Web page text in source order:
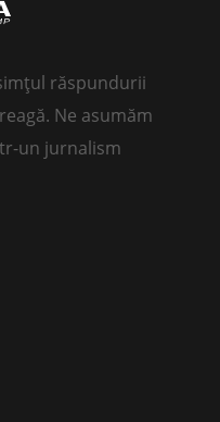
răspundurii
Ne asumăm
un jurnalism